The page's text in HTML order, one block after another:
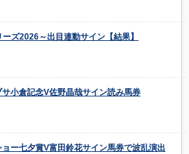
ズ2026～出目連動サイン【結果】
小倉記念V佐野晶哉サイン読み馬券
ー七夕賞V富田鈴花サイン馬券で波乱演出